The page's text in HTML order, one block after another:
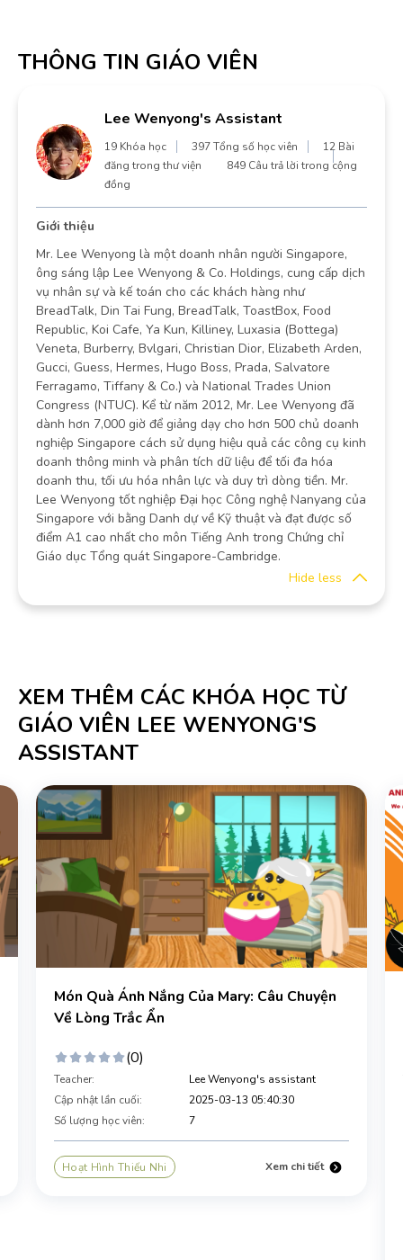
THÔNG TIN GIÁO VIÊN
Lee Wenyong's Assistant
19 Khóa học 397 Tổng số học viên
12 Bài
đăng trong thư viện
849 Câu trả lời trong cộng
đồng
Giới thiệu
Mr. Lee Wenyong là một doanh nhân người Singapore,
ông sáng lập Lee Wenyong & Co. Holdings, cung cấp dịch
vụ nhân sự và kế toán cho các khách hàng như
BreadTalk, Din Tai Fung, BreadTalk, ToastBox, Food
Republic, Koi Cafe, Ya Kun, Killiney, Luxasia (Bottega)
Veneta, Burberry, Bvlgari, Christian Dior, Elizabeth Arden,
Gucci, Guess, Hermes, Hugo Boss, Prada, Salvatore
Ferragamo, Tiffany & Co.) và National Trades Union
Congress (NTUC). Kể từ năm 2012, Mr. Lee Wenyong đã
dành hơn 7,000 giờ để giảng dạy cho hơn 500 chủ doanh
nghiệp Singapore cách sử dụng hiệu quả các công cụ kinh
doanh thông minh và phân tích dữ liệu để tối đa hóa
doanh thu, tối ưu hóa nhân lực và duy trì dòng tiền. Mr.
Lee Wenyong tốt nghiệp Đại học Công nghệ Nanyang của
Singapore với bằng Danh dự về Kỹ thuật và đạt được số
điểm A1 cao nhất cho môn Tiếng Anh trong Chứng chỉ
Giáo dục Tổng quát Singapore-Cambridge.
XEM THÊM CÁC KHÓA HỌC TỪ
GIÁO VIÊN LEE WENYONG'S
ASSISTANT
Món Quà Ánh Nắng Của Mary: Câu Chuyện
Về Lòng Trắc Ẩn
(0)
Teacher:
Lee Wenyong's assistant
Cập nhật lần cuối:
2025-03-13 05:40:30
Số lượng học viên:
7
Hoạt Hình Thiếu Nhi Xem chi tiết